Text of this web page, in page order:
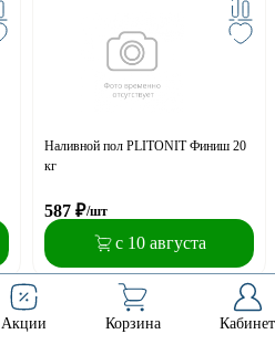
Наливной пол PLITONIT Финиш 20
кг
587 ₽/шт
с 10 августа
Акции Корзина Кабинет